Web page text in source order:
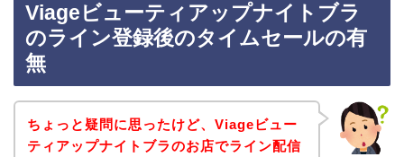
Viageビューティアップナイトブラ
のライン登録後のタイムセールの有
無
ちょっと疑問に思ったけど、Viageビュー
ティアップナイトブラのお店でライン配信